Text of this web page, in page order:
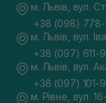
м. Львів, вул.
+38 (098) 778-
м. Львів, вул.
+38 (097) 611-
м. Львів, вул.
+38 (097) 101-
м. Рівне, вул.